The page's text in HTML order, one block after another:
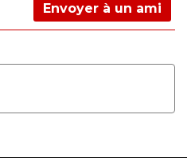
Envoyer à un ami